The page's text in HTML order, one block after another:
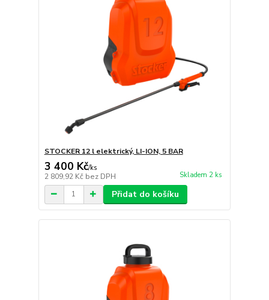
STOCKER 12 l elektrický, LI-ION, 5 BAR
3 400 Kč/ks
2 809,92 Kč bez DPH Skladem 2 ks
Přidat do košíku